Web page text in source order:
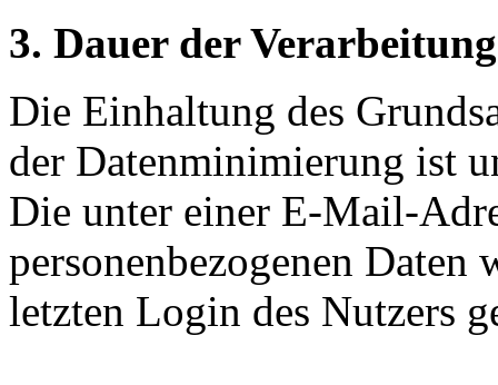
3. Dauer der
Die Einhaltung des
der Datenminimierung ist
Die unter einer E-Mail-
personenbezogenen Daten
letzten Login des Nutzers